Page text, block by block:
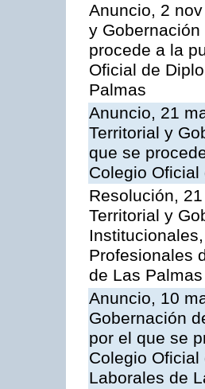
Anuncio, 2
y
procede a la
Oficial de
Palmas
Anuncio, 21
Territorial y
que se
Colegio
Resolución,
Territorial y
Profesionales
de Las Palmas
Anuncio, 10
Gobernación
por el que se
Colegio
Laborales de